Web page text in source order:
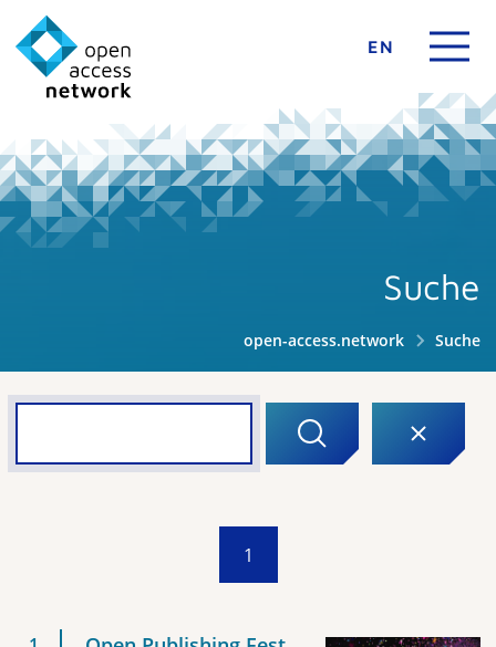
EN
Suche
open-access.network Suche
1